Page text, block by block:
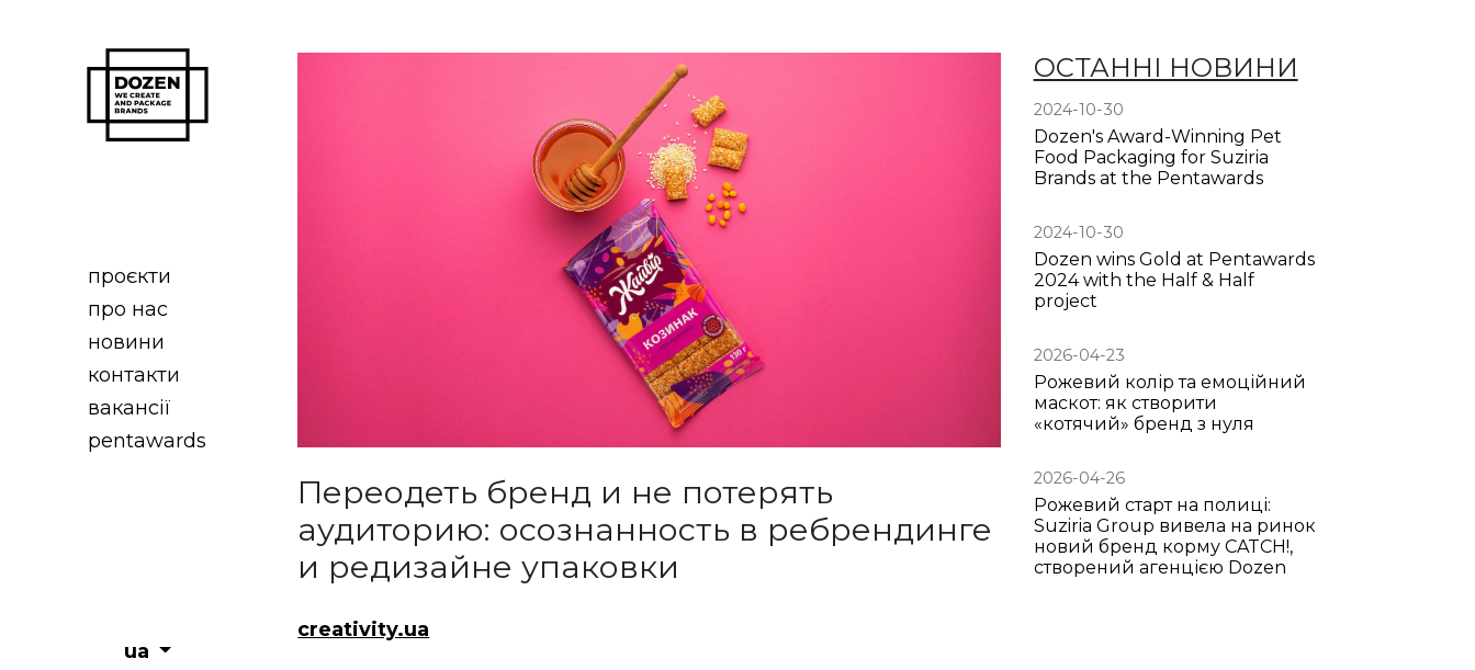
проєкти
про нас
новини
контакти
вакансії
pentawards
ua
Переодеть бренд и не потерять
аудиторию: осознанность в ребрендинге
и редизайне упаковки
creativity.ua
ОСТАННІ НОВИНИ
2024-10-30
Dozen's Award-Winning Pet
Food Packaging for Suziria
Brands at the Pentawards
2024-10-30
Dozen wins Gold at Pentawards
2024 with the Half & Half
project
2026-04-23
Рожевий колір та емоційний
маскот: як створити
«котячий» бренд з нуля
2026-04-26
Рожевий старт на полиці:
Suziria Group вивела на ринок
новий бренд корму CATCH!,
створений агенцією Dozen